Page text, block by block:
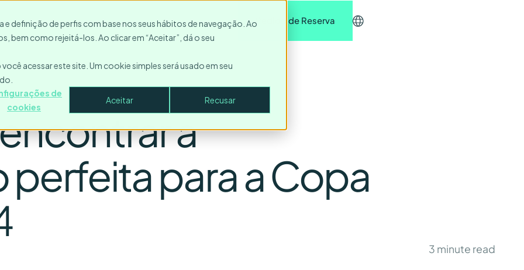
definição de perfis com base nos seus hábitos de navegação. Ao
bem como rejeitá-los. Ao clicar em “Aceitar”, dá o seu
acessar este site. Um cookie simples será usado em seu
de
cookies
Aceitar Recusar
Entre em contato Empresa Entrar Pedido de Reserva
a
para a Copa
3 minute read